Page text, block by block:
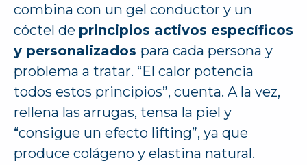
combina con un gel conductor y un
cóctel de principios activos específicos
y personalizados para cada persona y
problema a tratar. “El calor potencia
todos estos principios”, cuenta. A la vez,
rellena las arrugas, tensa la piel y
“consigue un efecto lifting”, ya que
produce colágeno y elastina natural.